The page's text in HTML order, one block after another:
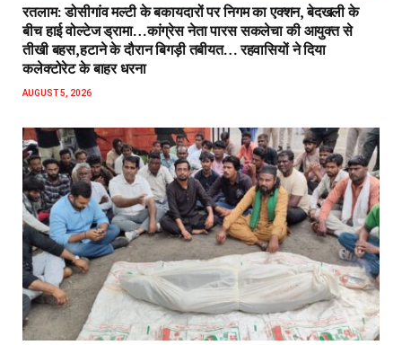
रतलाम: डोसीगांव मल्टी के बकायदारों पर निगम का एक्शन, बेदखली के
बीच हाई वोल्टेज ड्रामा…कांग्रेस नेता पारस सकलेचा की आयुक्त से
तीखी बहस,हटाने के दौरान बिगड़ी तबीयत… रहवासियों ने दिया
कलेक्टोरेट के बाहर धरना
AUGUST 5, 2026